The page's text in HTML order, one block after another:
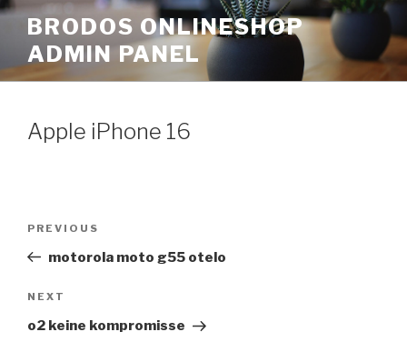
Skip
content
BRODOS ONLINESHOP
ADMIN PANEL
Apple iPhone 16
Previous
Post
PREVIOUS
motorola moto g55 otelo
Next
Post
NEXT
o2 keine kompromisse